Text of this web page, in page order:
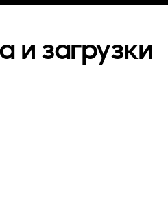
и загрузки